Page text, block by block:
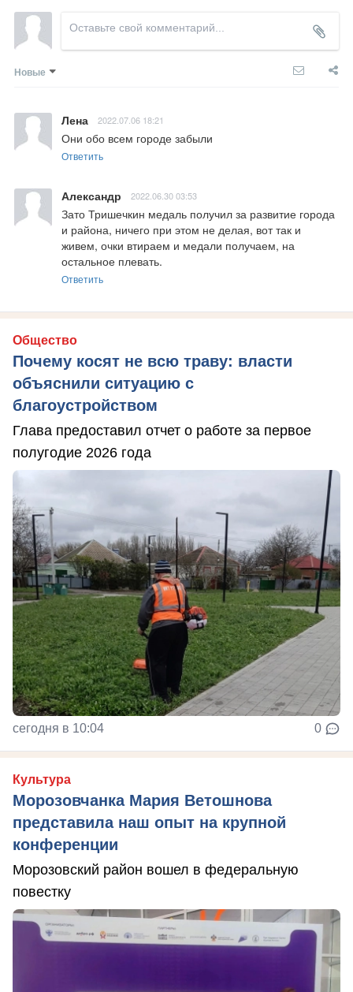
Новые
Лена 2022.07.06 18:21
Они обо всем городе забыли
Ответить
Александр 2022.06.30 03:53
Зато Тришечкин медаль получил за развитие города
и района, ничего при этом не делая, вот так и
живем, очки втираем и медали получаем, на
остальное плевать.
Ответить
Общество
Почему косят не всю траву: власти
объяснили ситуацию с
благоустройством
Глава предоставил отчет о работе за первое
полугодие 2026 года
сегодня в 10:04 0
Культура
Морозовчанка Мария Ветошнова
представила наш опыт на крупной
конференции
Морозовский район вошел в федеральную
повестку